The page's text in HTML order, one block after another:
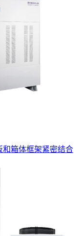
和箱体框架紧密结合